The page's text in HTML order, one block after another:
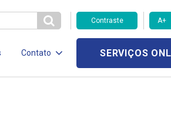
Contraste A+
Contato SERVIÇOS